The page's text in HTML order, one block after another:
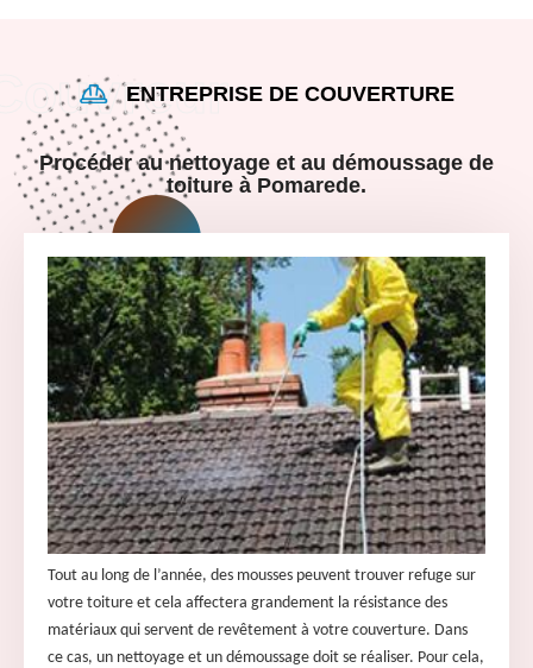
ENTREPRISE DE COUVERTURE
Procéder au nettoyage et au démoussage de
toiture à Pomarede.
Tout au long de l’année, des mousses peuvent trouver refuge sur
votre toiture et cela affectera grandement la résistance des
matériaux qui servent de revêtement à votre couverture. Dans
ce cas, un nettoyage et un démoussage doit se réaliser. Pour cela,